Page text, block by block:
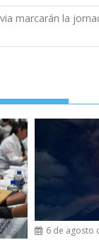
marcarán la
6 de agosto